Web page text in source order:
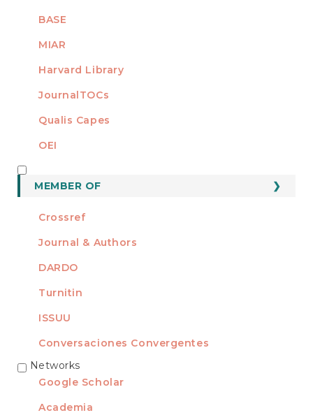
BASE
MIAR
Harvard Library
JournalTOCs
Qualis Capes
OEI
MEMBER OF
Crossref
Journal & Authors
DARDO
Turnitin
ISSUU
Conversaciones Convergentes
REDES
Networks
Google Scholar
Academia